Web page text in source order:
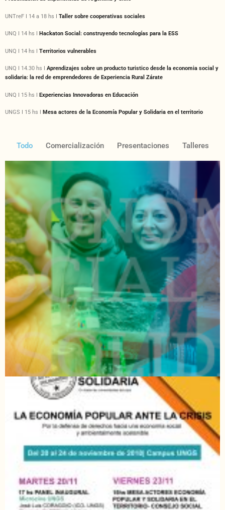
UNTreF I 14 a 18 hs I Taller sobre cooperativas sociales
UNQ I 14 hs I Hackaton Social: construyendo tecnologías para la ESS
UNQ I 14 hs I Territorios vulnerables
UNQ I 14.30 hs I Aprendizajes sobre un producto turistico desde la economia social y
solidaria: la red de emprendedores de Experiencia Rural Zárate
UNQ I 15 hs I Experiencias Innovadoras en Educación
UNGS I 15 hs I Mesa actores de la Economía Popular y Solidaria en el territorio​
Todo Comercialización Presentaciones Talleres